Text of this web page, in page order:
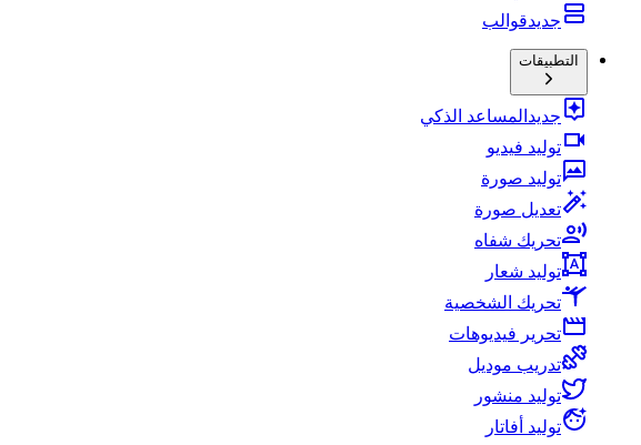
جديدقوالب
التطبيقات
جديد المساعد الذكي
توليد فيديو
توليد صورة
تعديل صورة
تحريك شفاه
توليد شعار
تحريك الشخصية
تحرير فيديوهات
تدريب موديل
توليد منشور
توليد أفاتار